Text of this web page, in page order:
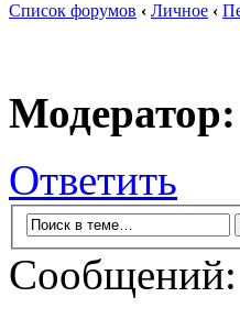
Список форумов ‹ Личное ‹
Модератор:
Ответить
Сообщений: